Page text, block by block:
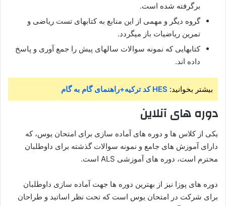
برگرفته شده است.
گروه دیگر و مهمی از این منابع به کتابهای تست ریاضی و
تمرین ریاضیات باز میگردد.
کتابهایی که نمونه سوالات سالهای پیش را جمع آوری و پاسخ
داده اند.
بیشتر بخوانید: HES کد ترکیه+راهنمای گام به گام
دوره های آنلاین
یکی از کلاس ها و دوره های آماده سازی برای امتحان یوس، که
دارای آموزش های جامع و نمونه سوالات گذشته برای داوطلبان
محترم است، دوره های آموزشی ALS است.
دوره های پوزا نیز از بهترین دوره ها جهت آماده سازی داوطلبان
برای شرکت در امتحان یوس است که تحت نظر اساتید و طراحان